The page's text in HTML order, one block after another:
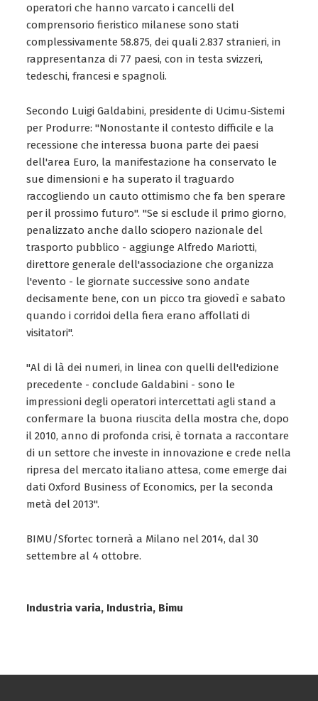
operatori che hanno varcato i cancelli del
comprensorio fieristico milanese sono stati
complessivamente 58.875, dei quali 2.837 stranieri, in
rappresentanza di 77 paesi, con in testa svizzeri,
tedeschi, francesi e spagnoli.
Secondo Luigi Galdabini, presidente di Ucimu-Sistemi
per Produrre: "Nonostante il contesto difficile e la
recessione che interessa buona parte dei paesi
dell'area Euro, la manifestazione ha conservato le
sue dimensioni e ha superato il traguardo
raccogliendo un cauto ottimismo che fa ben sperare
per il prossimo futuro". "Se si esclude il primo giorno,
penalizzato anche dallo sciopero nazionale del
trasporto pubblico - aggiunge Alfredo Mariotti,
direttore generale dell'associazione che organizza
l'evento - le giornate successive sono andate
decisamente bene, con un picco tra giovedì e sabato
quando i corridoi della fiera erano affollati di
visitatori".
"Al di là dei numeri, in linea con quelli dell'edizione
precedente - conclude Galdabini - sono le
impressioni degli operatori intercettati agli stand a
confermare la buona riuscita della mostra che, dopo
il 2010, anno di profonda crisi, è tornata a raccontare
di un settore che investe in innovazione e crede nella
ripresa del mercato italiano attesa, come emerge dai
dati Oxford Business of Economics, per la seconda
metà del 2013".
BIMU/Sfortec tornerà a Milano nel 2014, dal 30
settembre al 4 ottobre.
Industria varia, Industria, Bimu